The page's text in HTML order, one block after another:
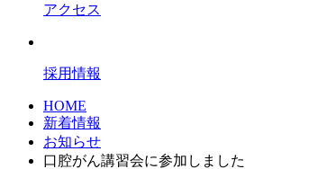
アクセス
採用情報
HOME
新着情報
お知らせ
口腔がん講習会に参加しました